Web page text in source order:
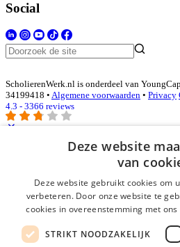
Social
ScholierenWerk.nl is onderdeel van
34199418 • Algemene voorwaarden • Privacy
4.3 - 3366 reviews
Inloggen als bedrijf
E-mail*
Wachtwoord
login gegevens onthouden
Deze website
van
Deze website gebruikt cookies om
verbeteren. Door onze website te
cookies in overeenstemming met
STRIKT NOODZAKELIJK